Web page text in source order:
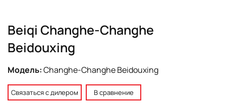
Beiqi Changhe-Changhe
Beidouxing
Модель:Changhe-Changhe Beidouxing
Связаться с дилером В сравнение